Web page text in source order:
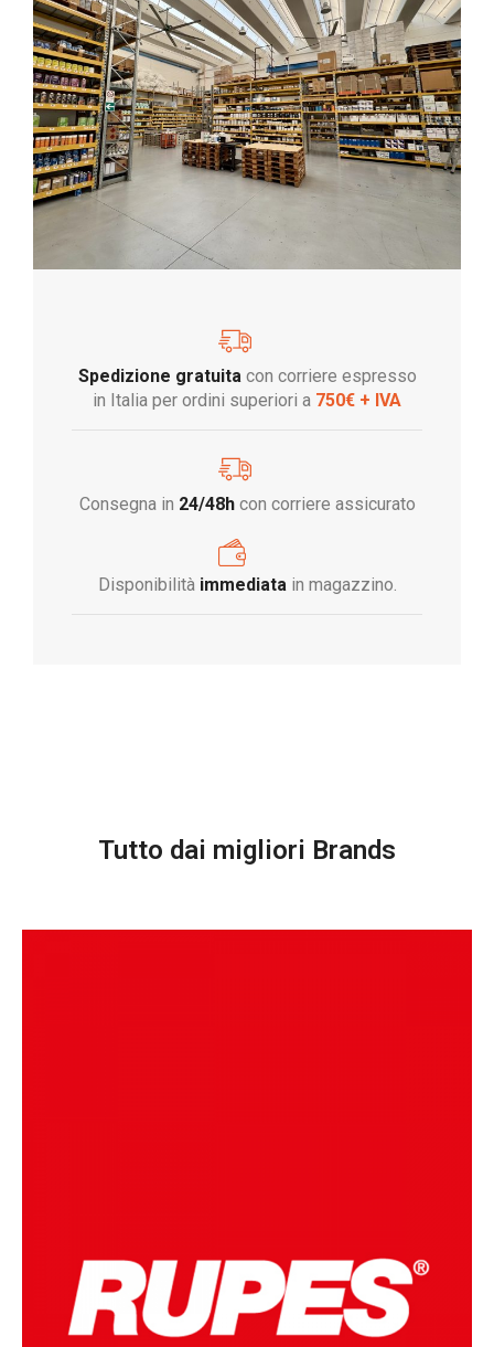
Spedizione gratuitacon corriere espresso
in Italia per ordini superiori a 750€ + IVA
Consegna in 24/48hcon corriere assicurato
Disponibilità immediatain magazzino.
Tutto dai migliori Brands